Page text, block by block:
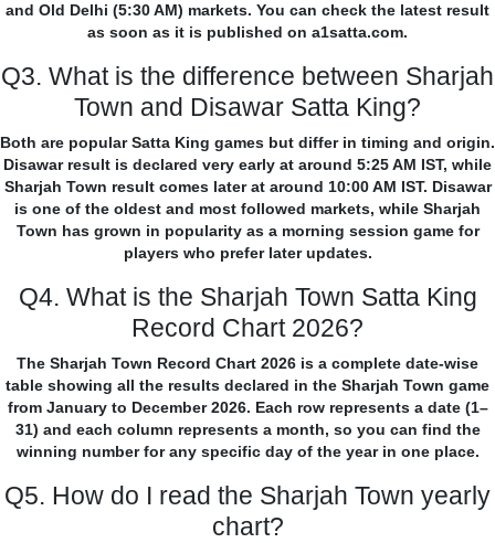
and Old Delhi (5:30 AM) markets. You can check the latest result
as soon as it is published on a1satta.com.
Q3. What is the difference between Sharjah
Town and Disawar Satta King?
Both are popular Satta King games but differ in timing and origin.
Disawar result is declared very early at around 5:25 AM IST, while
Sharjah Town result comes later at around 10:00 AM IST. Disawar
is one of the oldest and most followed markets, while Sharjah
Town has grown in popularity as a morning session game for
players who prefer later updates.
Q4. What is the Sharjah Town Satta King
Record Chart 2026?
The Sharjah Town Record Chart 2026 is a complete date-wise
table showing all the results declared in the Sharjah Town game
from January to December 2026. Each row represents a date (1–
31) and each column represents a month, so you can find the
winning number for any specific day of the year in one place.
Q5. How do I read the Sharjah Town yearly
chart?